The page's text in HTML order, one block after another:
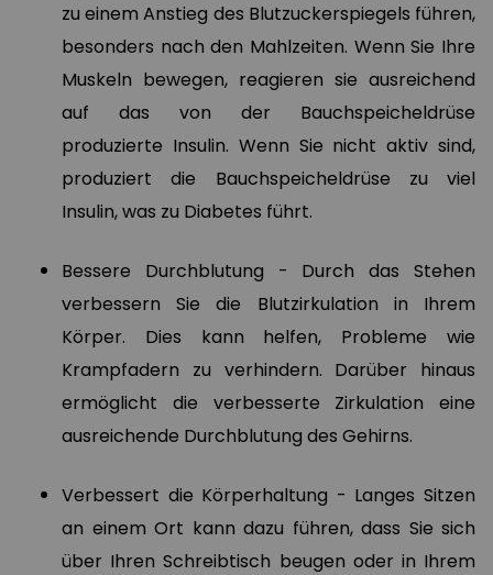
zu einem Anstieg des Blutzuckerspiegels führen,
besonders nach den Mahlzeiten. Wenn Sie Ihre
Muskeln bewegen, reagieren sie ausreichend
auf das von der Bauchspeicheldrüse
produzierte Insulin. Wenn Sie nicht aktiv sind,
produziert die Bauchspeicheldrüse zu viel
Insulin, was zu Diabetes führt.
Bessere Durchblutung - Durch das Stehen
verbessern Sie die Blutzirkulation in Ihrem
Körper. Dies kann helfen, Probleme wie
Krampfadern zu verhindern. Darüber hinaus
ermöglicht die verbesserte Zirkulation eine
ausreichende Durchblutung des Gehirns.
Verbessert die Körperhaltung - Langes Sitzen
an einem Ort kann dazu führen, dass Sie sich
über Ihren Schreibtisch beugen oder in Ihrem